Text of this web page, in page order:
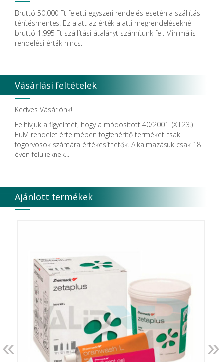
DenMat Holdings, LLC
Dental Film srl.
Dental Pacific
Dentis
Dentsply Sirona
Detax
DFS
DIADENT
DIRECTA AB
Discus Dental PHILIPS
DISPOTECH S.r.l.
DKL
DUX
Edelweiss Dentistry Products GmbH
Edenta
Ethicon
EURONDA
EVE
Fairfax Dental Ltd.
Falcon
FERROKEMIA
FERTISOL
FKG Dentaire
FUSSEN
G.C.FUJI
G.Hartzell & Son
Bruttó 50.000 Ft feletti egyszeri rendelés esetén a szállítás
térítésmentes. Ez alatt az érték alatti megrendeléseknél
bruttó 1.995 Ft szállítási átalányt számítunk fel. Minimális
rendelési érték nincs.
Vásárlási feltételek
Kedves Vásárlónk!
Felhívjuk a figyelmét, hogy a módosított 40/2001. (XII.23.)
EüM rendelet értelmében fogfehérítő terméket csak
fogorvosok számára értékesíthetők. Alkalmazásuk csak 18
éven felülieknek...
Ajánlott termékek
« »